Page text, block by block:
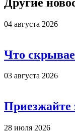
04 августа 2026
Что
03 августа 2026
Приезжайте
28 июля 2026